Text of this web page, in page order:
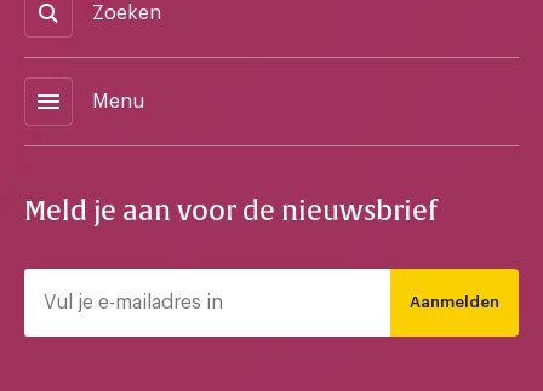
Zoeken
menu Menu
Meld je aan voor de nieuwsbrief
Aanmelden